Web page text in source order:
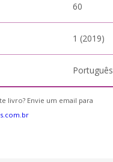
60
1 (2019)
Português
livro? Envie um email para